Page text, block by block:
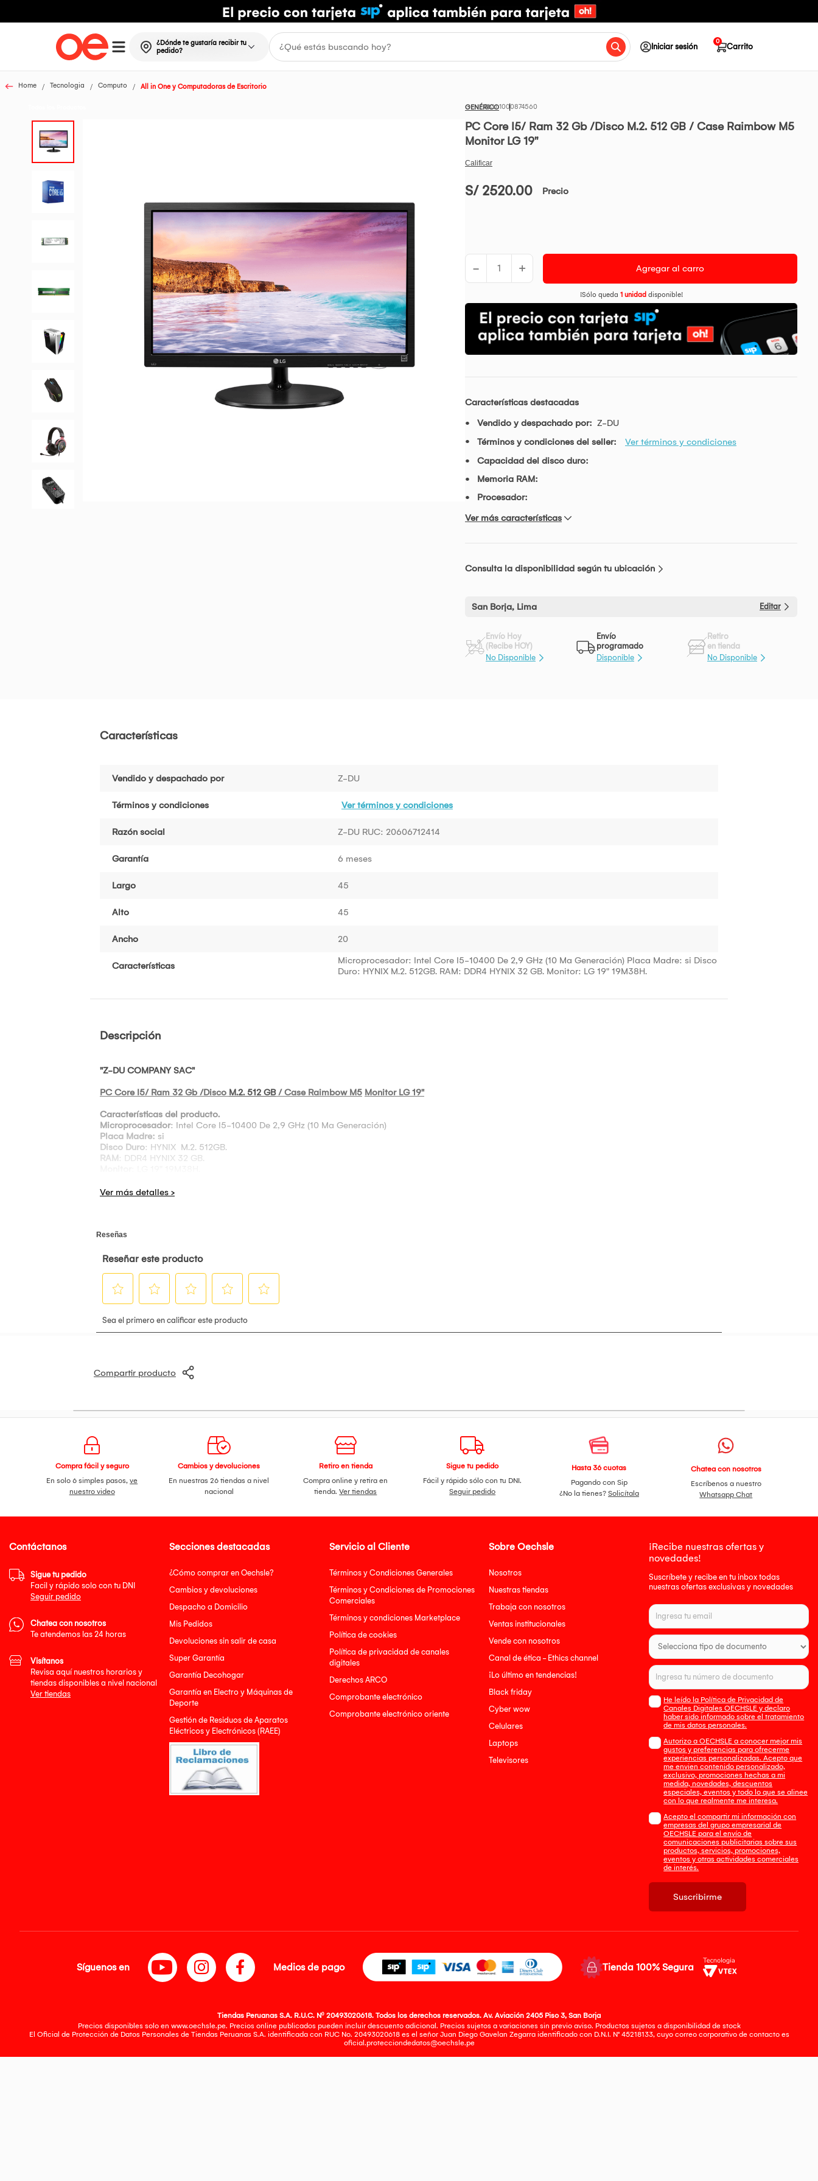
¿Dónde te gustaría recibir tu
pedido?
Iniciar sesión Carrito
0
Home Tecnologia Computo All in One y Computadoras de Escritorio
GENÉRICO1000874560
PC Core I5/ Ram 32 Gb /Disco M.2. 512 GB / Case Raimbow M5
Monitor LG 19"
S/ 2520.00 Precio
- + Agregar al carro
¡Sólo queda 1 unidad disponible!
Características destacadas
Vendido y despachado por: Z-DU
Términos y condiciones del seller:
Ver términos y condiciones
Capacidad del disco duro:
Memoria RAM:
Procesador:
Ver más características
Consulta la disponibilidad según tu ubicación
San Borja, Lima Editar
Envío Hoy
(Recibe HOY)
No Disponible
Envío
programado
Disponible
Retiro
en tienda
No Disponible
Características
Vendido y despachado por Z-DU
Términos y condiciones Ver términos y condiciones
Razón social Z-DU RUC: 20606712414
Garantía 6 meses
Largo 45
Alto 45
Ancho 20
Características
Microprocesador: Intel Core I5-10400 De 2,9 GHz (10 Ma Generación) Placa Madre: si Disco
Duro: HYNIX M.2. 512GB. RAM: DDR4 HYNIX 32 GB. Monitor: LG 19" 19M38H.
Descripción
"Z-DU COMPANY SAC"
PC Core I5/ Ram 32 Gb /Disco M.2. 512 GB/ Case Raimbow M5 Monitor LG 19"
Características del producto.
Microprocesador: Intel Core I5-10400 De 2,9 GHz (10 Ma Generación)
Placa Madre: si
Disco Duro: HYNIX M.2. 512GB.
RAM: DDR4 HYNIX 32 GB.
Teclado : mecánico Gamer.
Estado:
Somos una empresa peruana dedicada a
la importación y distribución de repuestos para laptops. Contamos con una gran variedad de productos para ti y tus clientes que usan portátiles.
Tenemos repuestos para las marcas HP, DELL, ASUS, TOSHIBA, LENOVO, ACER, SANSUNG y SONY. Nuestros precios son competitivos en el mercado,
hacemos envíos a todo el Perú. Somos el mejor aliado para tu negocio, empresa o institución.
Además, contamos con el soporte técnico quienes están capacitado para asesorarte y resolver problemas que ayude a tus clientes para
Todos nuestros productos son de EXCELENTE CALIDAD y te ofrecemos garantía real.
La garantía es válida en nuestro laboratorio. El producto debe conservar su empaque. Cubre mercadería defectuosa por falla de fabricación.
Compartir producto
Compra fácil y seguro
En solo 6 simples pasos,ve
nuestro video
Cambios y devoluciones
En nuestras 26 tiendas a nivel
nacional
Retiro en tienda
Compra online y retira en
tienda.Ver tiendas
Sigue tu pedido
Fácil y rápido sólo con tu DNI.
Seguir pedido
Hasta 36 cuotas
Pagando con Sip
¿No la tienes? Solicítala
Chatea con nosotros
Escríbenos a nuestro
Whatsapp Chat
Secciones destacadas
¿Cómo comprar en Oechsle?
Cambios y devoluciones
Despacho a Domicilio
Mis Pedidos
Devoluciones sin salir de casa
Super Garantía
Garantía Decohogar
Garantía en Electro y Máquinas de
Deporte
Gestión de Residuos de Aparatos
Eléctricos y Electrónicos (RAEE)
Servicio al Cliente
Términos y Condiciones Generales
Términos y Condiciones de Promociones
Comerciales
Términos y condiciones Marketplace
Política de cookies
Política de privacidad de canales
digitales
Derechos ARCO
Comprobante electrónico
Comprobante electrónico oriente
Sobre Oechsle
Nosotros
Nuestras tiendas
Trabaja con nosotros
Ventas institucionales
Vende con nosotros
Canal de ética - Ethics channel
¡Lo último en tendencias!
Black friday
Cyber wow
Celulares
Laptops
Televisores
¡Recibe nuestras ofertas y
novedades!
Suscríbete y recibe en tu inbox todas
nuestras ofertas exclusivas y novedades
He leído la Política de Privacidad de
Canales Digitales OECHSLE y declaro
haber sido informado sobre el tratamiento
de mis datos personales.
Autorizo a OECHSLE a conocer mejor mis
gustos y preferencias para ofrecerme
experiencias personalizadas. Acepto que
me envien contenido personalizado,
exclusivo, promociones hechas a mi
medida, novedades, descuentos
especiales, eventos y todo lo que se alinee
con lo que realmente me interesa.
Acepto el compartir mi información con
empresas del grupo empresarial de
OECHSLE para el envío de
comunicaciones publicitarias sobre sus
productos, servicios, promociones,
eventos y otras actividades comerciales
de interés.
Suscribirme
Contáctanos
Sigue tu pedido
Facil y rápido solo con tu DNI
Seguir pedido
Chatea con nosotros
Te atendemos las 24 horas
Visítanos
Revisa aquí nuestros horarios y
tiendas disponibles a nivel nacional
Ver tiendas
Síguenos en Medios de pago Tienda 100% Segura
Tiendas Peruanas S.A. R.U.C. Nº 20493020618. Todos los derechos reservados. Av. Aviación 2405 Piso 3, San Borja
Precios disponibles solo en www.oechsle.pe. Precios online publicados pueden incluir descuento adicional. Precios sujetos a variaciones sin previo aviso. Productos sujetos a disponibilidad de stock
El Oficial de Protección de Datos Personales de Tiendas Peruanas S.A. identificada con RUC No. 20493020618 es el señor Juan Diego Gavelan Zegarra identificado con D.N.I. N° 45218133, cuyo correo corporativo de contacto es
oficial.protecciondedatos@oechsle.pe